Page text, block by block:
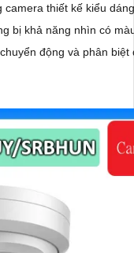
camera thiết kế kiểu
động và phân biệt